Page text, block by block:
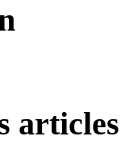
articles